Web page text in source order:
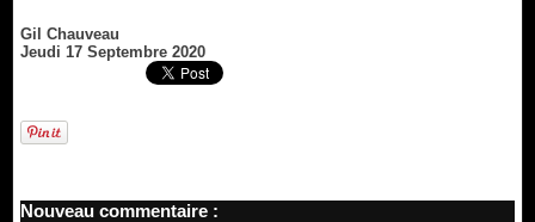
Gil Chauveau
Jeudi 17 Septembre 2020
Nouveau commentaire :